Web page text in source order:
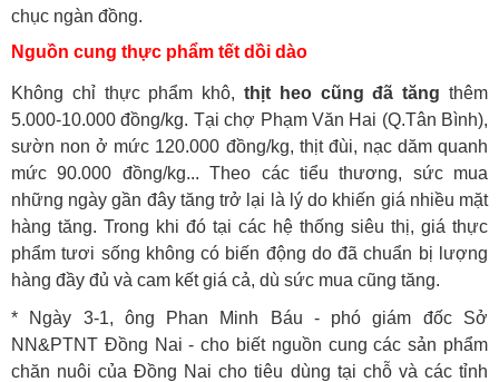
chục ngàn đồng.
Nguồn cung thực phẩm tết dồi dào
Không chỉ thực phẩm khô, thịt heo cũng đã tăng thêm
5.000-10.000 đồng/kg. Tại chợ Phạm Văn Hai (Q.Tân Bình),
sườn non ở mức 120.000 đồng/kg, thịt đùi, nạc dăm quanh
mức 90.000 đồng/kg... Theo các tiểu thương, sức mua
những ngày gần đây tăng trở lại là lý do khiến giá nhiều mặt
hàng tăng. Trong khi đó tại các hệ thống siêu thị, giá thực
phẩm tươi sống không có biến động do đã chuẩn bị lượng
hàng đầy đủ và cam kết giá cả, dù sức mua cũng tăng.
* Ngày 3-1, ông Phan Minh Báu - phó giám đốc Sở
NN&PTNT Đồng Nai - cho biết nguồn cung các sản phẩm
chăn nuôi của Đồng Nai cho tiêu dùng tại chỗ và các tỉnh